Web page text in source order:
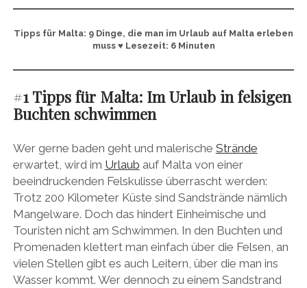
Tipps für Malta: 9 Dinge, die man im Urlaub auf Malta erleben
muss ♥ Lesezeit: 6 Minuten
#1 Tipps für Malta: Im Urlaub in felsigen
Buchten schwimmen
Wer gerne baden geht und malerische Strände
erwartet, wird im Urlaub auf Malta von einer
beeindruckenden Felskulisse überrascht werden:
Trotz 200 Kilometer Küste sind Sandstrände nämlich
Mangelware. Doch das hindert Einheimische und
Touristen nicht am Schwimmen. In den Buchten und
Promenaden klettert man einfach über die Felsen, an
vielen Stellen gibt es auch Leitern, über die man ins
Wasser kommt. Wer dennoch zu einem Sandstrand